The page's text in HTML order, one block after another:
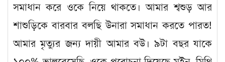
সমাধান করে ওকে নিয়ে থাকতে। আমার শ্বশুড় আর
শাশুড়িকে বারবার বলছি উনারা সমাধান করতে পারত!
আমার মৃত্যুর জন্য দায়ী আমার বউ। ৯টা বছর যাকে